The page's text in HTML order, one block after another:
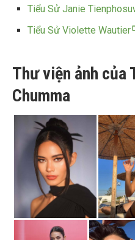
Tiểu Sử Janie
Tiểu Sử Violette Wautier
Thư viện ảnh của
Chumma